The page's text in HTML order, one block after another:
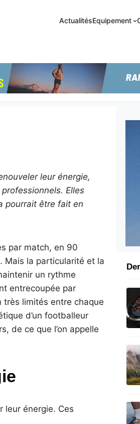
ActualitésEquipement
leur énergie,
Elles
pourrait être fait en
par match, en 90
Mais la particularité et la
un rythme
entrecoupée par
limités entre chaque
d’un footballeur
de ce que l’on appelle
leur énergie. Ces